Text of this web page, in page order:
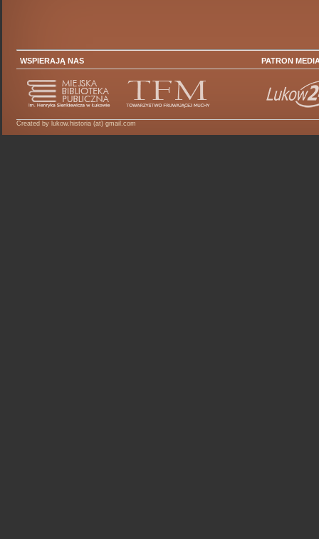
WSPIERAJĄ NAS PATRON
Created by lukow.historia (at) gmail.com